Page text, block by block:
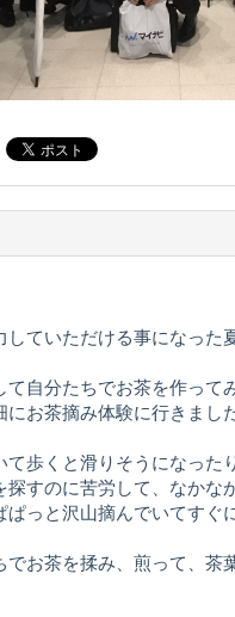
ていただける事になった
て自分たちでお茶を作っ
お茶摘み体験に行きまし
歩くと滑りそうになった
探すのに苦労して、なか
っと沢山摘んでいてすぐ
でお茶を揉み、煎って、